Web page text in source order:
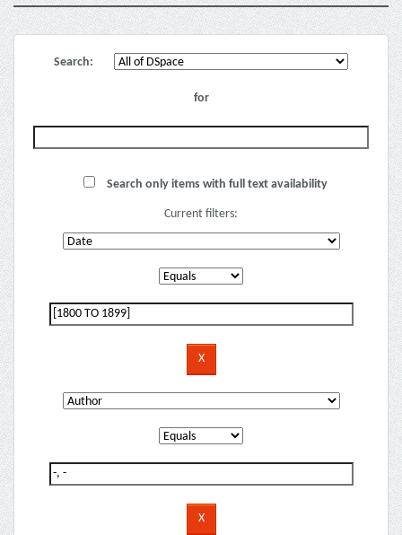
Search:
for
Search only items with full text availability
Current filters: